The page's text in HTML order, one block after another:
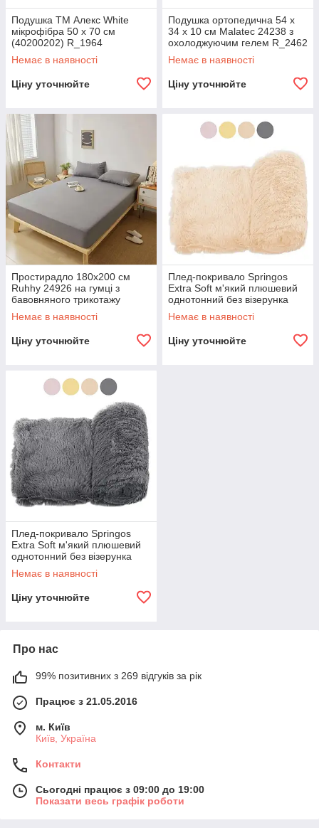
Подушка ТМ Алекс White
мікрофібра 50 х 70 см
(40200202) R_1964
Немає в наявності
Ціну уточнюйте
Подушка ортопедична 54 х
34 х 10 см Malatec 24238 з
охолоджуючим гелем R_2462
Немає в наявності
Ціну уточнюйте
Простирадло 180х200 см
Ruhhy 24926 на гумці з
бавовняного трикотажу
R_2463
Немає в наявності
Ціну уточнюйте
Плед-покривало Springos
Extra Soft м'який плюшевий
однотонний без візерунка
200 x 220 см для дому дачі
Жовтий Помаранчевий
Немає в наявності
Ціну уточнюйте
Плед-покривало Springos
Extra Soft м'який плюшевий
однотонний без візерунка
200 x 220 см для дому дачі
Жовтий Сірий
Немає в наявності
Ціну уточнюйте
Про нас
99% позитивних з 269 відгуків за рік
Працює з 21.05.2016
м. Київ
Київ, Україна
Контакти
Сьогодні працює з 09:00 до 19:00
Показати весь графік роботи